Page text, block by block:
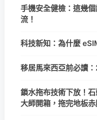
手機安全健檢：這幾
流！
科技新知：為什麼
移居馬來西亞前必讀
鎖水拖布技術下放！
大師開箱，拖完地板